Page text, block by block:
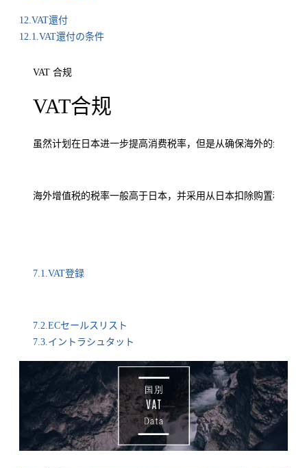
12.VAT還付
12.1.VAT還付の条件
VAT 合规
VAT合规
虽然计划在日本进一步提高消费税率，但是从确保海外的金融
海外增值税的税率一般高于日本，并采用从日本扣除购置税减
7.1.VAT登録
7.2.ECセールスリスト
7.3.イントラシュタット